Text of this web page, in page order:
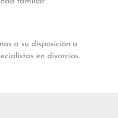
a su disposición a
en divorcios.